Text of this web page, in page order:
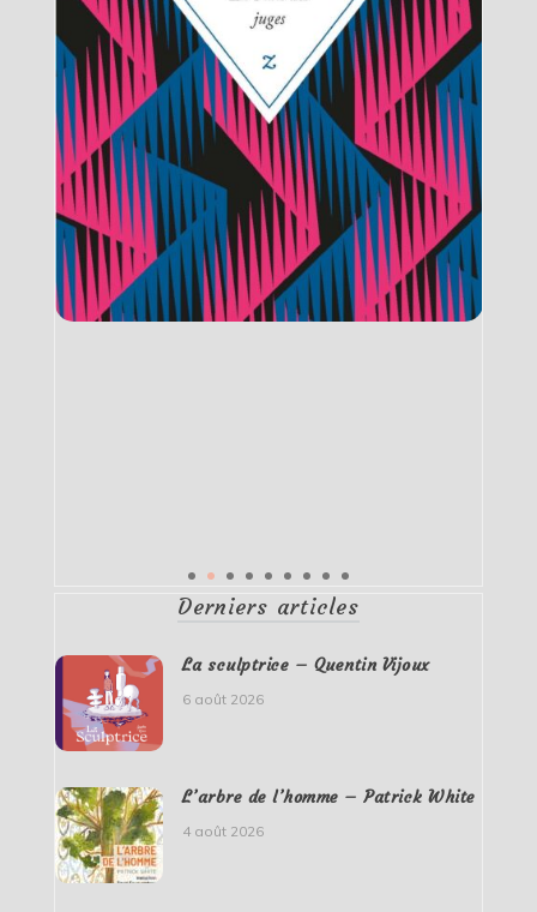
Derniers articles
La sculptrice – Quentin Vijoux
6 août 2026
L’arbre de l’homme – Patrick White
4 août 2026